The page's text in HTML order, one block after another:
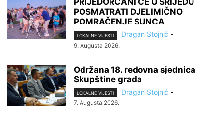
PRIJEDORČANI ĆE U SRIJEDU
POSMATRATI DJELIMIČNO
POMRAČENJE SUNCA
LOKALNE VIJESTI Dragan Stojnić -
9. Augusta 2026.
Održana 18. redovna sjednica
Skupštine grada
LOKALNE VIJESTI Dragan Stojnić -
7. Augusta 2026.